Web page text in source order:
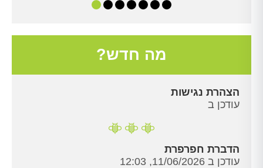
מה חדש?
הצהרת נגישות
עודכן ב
הדברת חפרפרת
עודכן ב 11/06/2026, 12:03